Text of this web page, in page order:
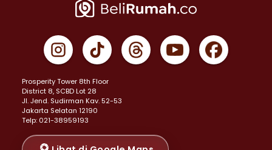
Properti Dijual di Jakarta Pusat >
Properti Dijual di Gambir >
Properti Dijual di Johar Baru >
Properti Dijual di Menteng >
Properti Dijual di Senen >
Properti Dijual di Tanah Abang >
Properti Dijual di Cikini >
Properti Dijual di Kramat >
Prosperity Tower 8th Floor
District 8, SCBD Lot 28
JI. Jend. Sudirman Kav. 52-53
Jakarta Selatan 12190
Telp: 021-38959193